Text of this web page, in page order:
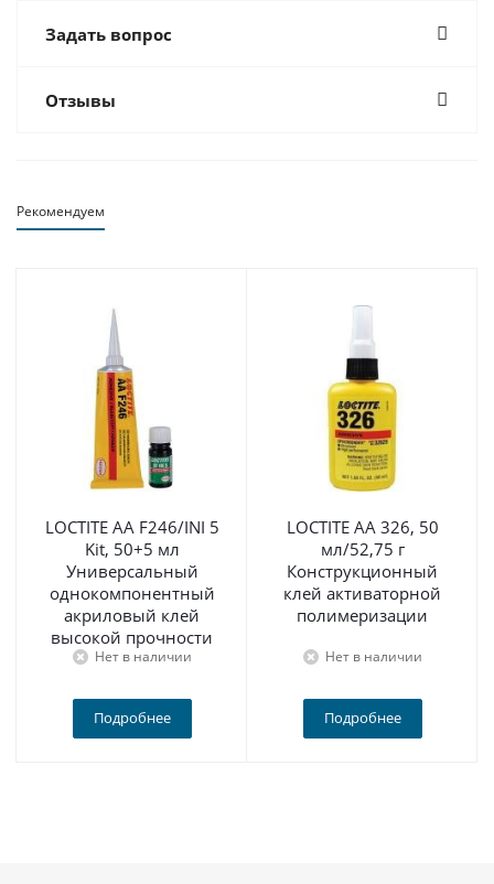
Задать вопрос
Отзывы
Рекомендуем
LOCTITE AA F246/INI 5
Kit, 50+5 мл
Универсальный
однокомпонентный
акриловый клей
высокой прочности
Нет в наличии
Подробнее
LOCTITE AA 326, 50
мл/52,75 г
Конструкционный
клей активаторной
полимеризации
Нет в наличии
Подробнее